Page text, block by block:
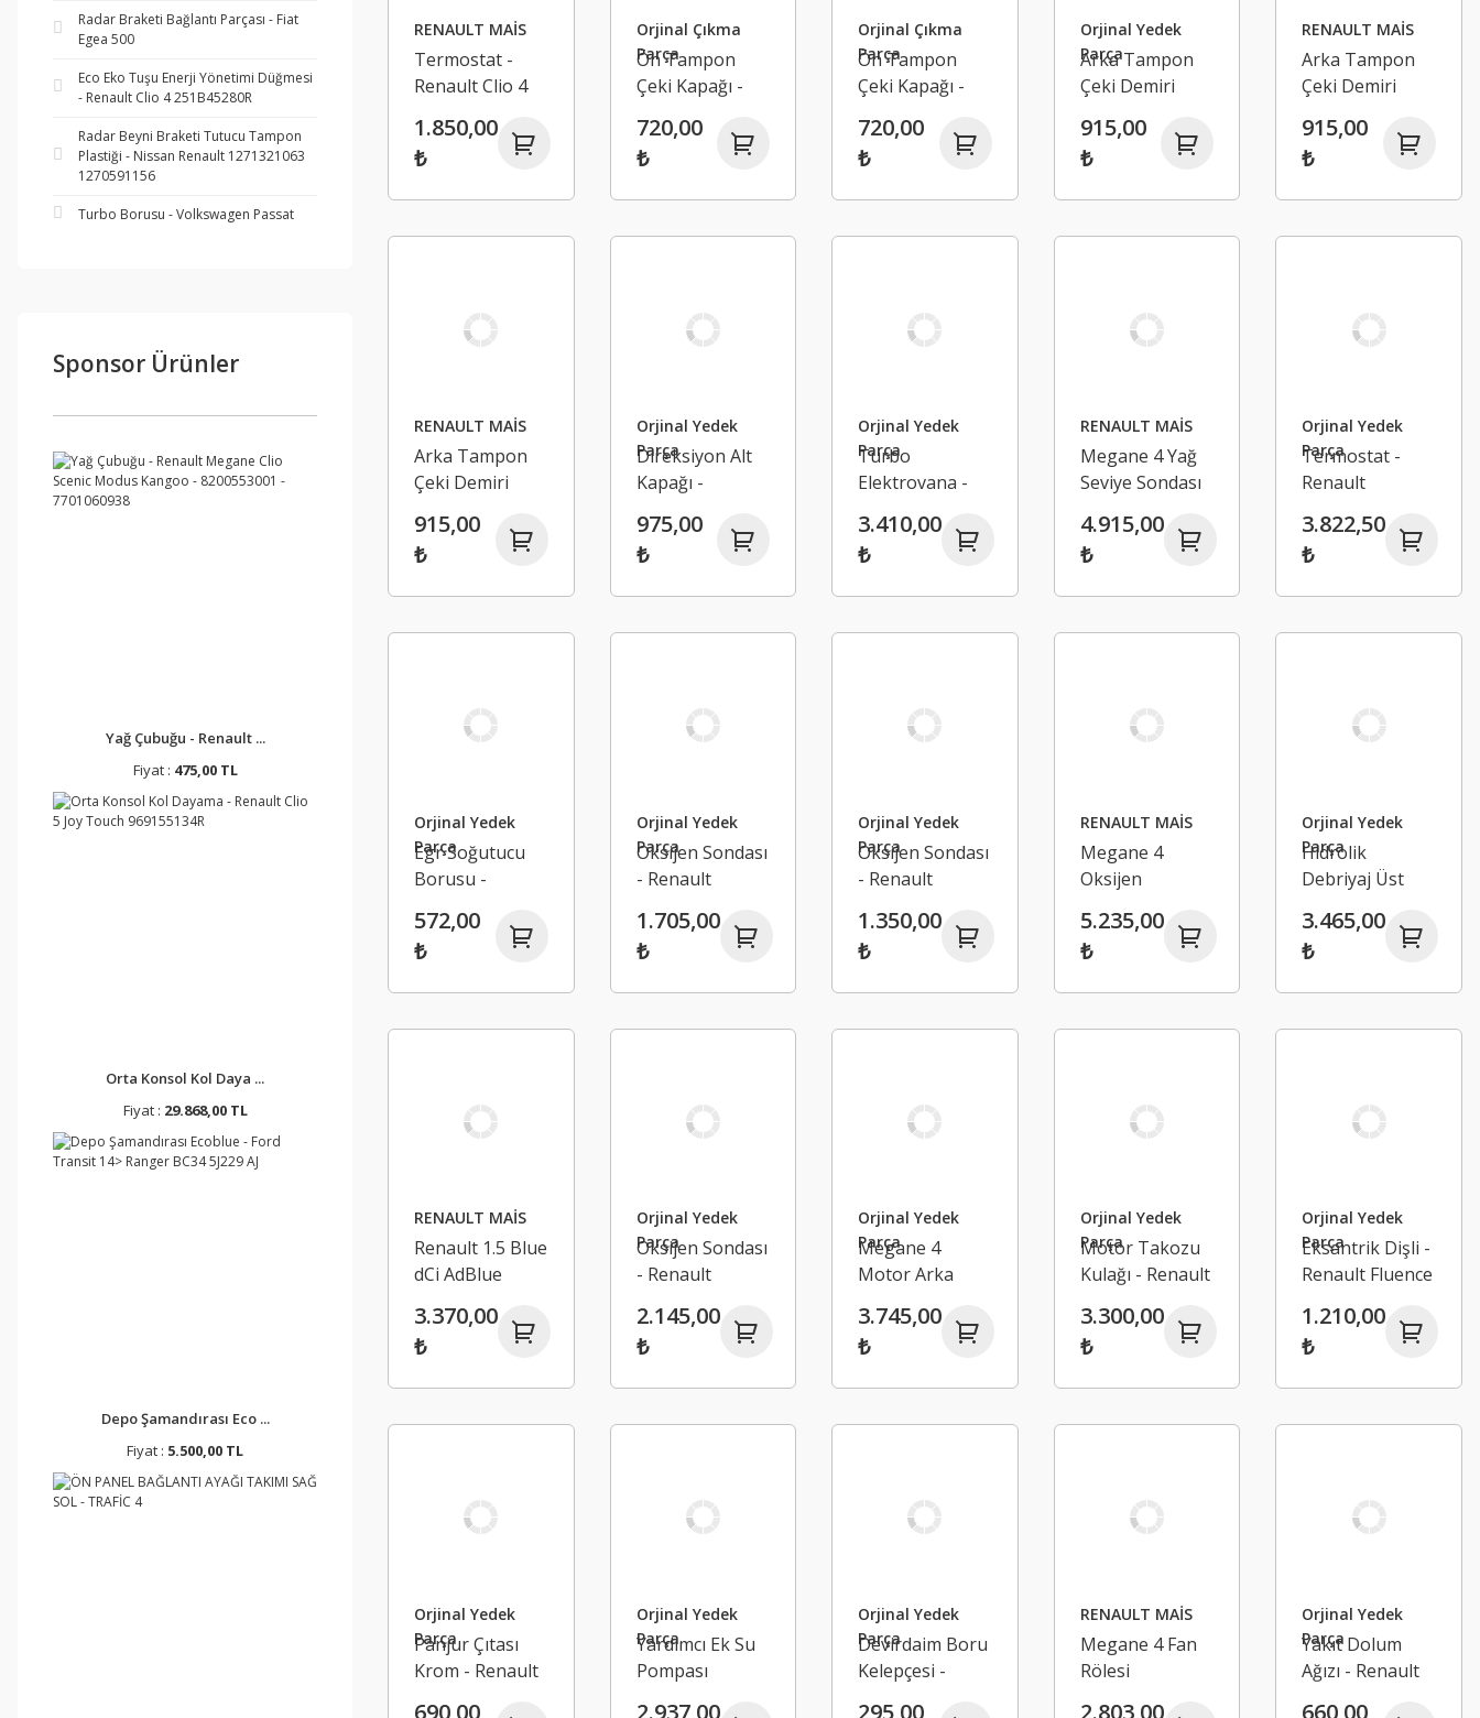
Radar Braketi Bağlantı Parçası - Fiat
Egea 500
Eco Eko Tuşu Enerji Yönetimi Düğmesi
- Renault Clio 4 251B45280R
Radar Beyni Braketi Tutucu Tampon
Plastiği - Nissan Renault 1271321063
1270591156
Turbo Borusu - Volkswagen Passat
Sponsor Ürünler
Yağ Çubuğu - Renault ...
Fiyat : 475,00 TL
Orta Konsol Kol Daya ...
Fiyat : 29.868,00 TL
Depo Şamandırası Eco ...
Fiyat : 5.500,00 TL
RENAULT MAİS
Termostat -
Renault Clio 4
110606217R
1.850,00
₺
Orjinal Çıkma
Parça
Ön Tampon
Çeki Kapağı -
Megane 4
720,00
₺
Orjinal Çıkma
Parça
Ön Tampon
Çeki Kapağı -
Megane 4
720,00
₺
Orjinal Yedek
Parça
Arka Tampon
Çeki Demiri
Renault
Megane 4
915,00
₺
RENAULT MAİS
Arka Tampon
Çeki Demiri
Renault
Megane 4
915,00
₺
RENAULT MAİS
Arka Tampon
Çeki Demiri
Renault
Megane 4
915,00
₺
Orjinal Yedek
Parça
Direksiyon Alt
Kapağı -
Megane 4
Sedan
975,00
₺
Orjinal Yedek
Parça
Turbo
Elektrovana -
Megane 4
Talisman Clio 4
149564959R
3.410,00
₺
RENAULT MAİS
Megane 4 Yağ
Seviye Sondası
Renault
Talisman Kadjar
4.915,00
₺
Orjinal Yedek
Parça
Termostat -
Renault
Kadjar Symbo
Talisman Dacia
3.822,50
₺
Orjinal Yedek
Parça
Egr Soğutucu
Borusu -
Megane 4
147139148R
572,00
₺
Orjinal Yedek
Parça
Oksijen Sondası
- Renault
1.705,00
₺
Orjinal Yedek
Parça
Oksijen Sondası
- Renault
Talisman Kadjar
226907825R
1.350,00
₺
RENAULT MAİS
Megane 4
Oksijen
Renault Kadjar
Dacia Duster
5.235,00
₺
Orjinal Yedek
Parça
Hidrolik
Debriyaj Üst
Renault
Megane 4
3.465,00
₺
RENAULT MAİS
Renault 1.5 Blue
dCi AdBlue
Megane 4
Kadjar Clio 5
- 208995377R -
3.370,00
₺
Orjinal Yedek
Parça
Oksijen Sondası
- Renault
Talisman
226930618R
2.145,00
₺
Orjinal Yedek
Parça
Megane 4
Motor Arka
Renault
Talisman Kadjar
3.745,00
₺
Orjinal Yedek
Parça
Motor Takozu
Kulağı - Renault
Talisman
112221641R
3.300,00
₺
Orjinal Yedek
Parça
Eksantrik Dişli -
Renault Fluence
130252081R
1.210,00
₺
Orjinal Yedek
Parça
Panjur Çıtası
Krom - Renault
690,00
Orjinal Yedek
Parça
Yardımcı Ek Su
Pompası
2.937,00
Orjinal Yedek
Parça
Devirdaim Boru
Kelepçesi -
295,00
RENAULT MAİS
Megane 4 Fan
Rölesi
2.803,00
Orjinal Yedek
Parça
Yakıt Dolum
Ağızı - Renault
660,00